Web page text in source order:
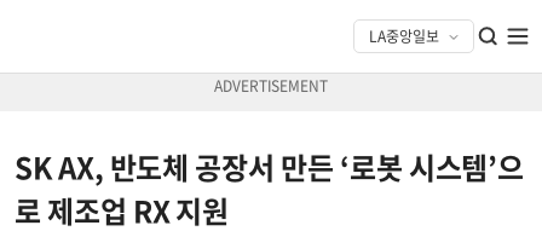
SK AX, 반도체 공장서 만든 ‘로봇 시스템’으
로 제조업 RX 지원